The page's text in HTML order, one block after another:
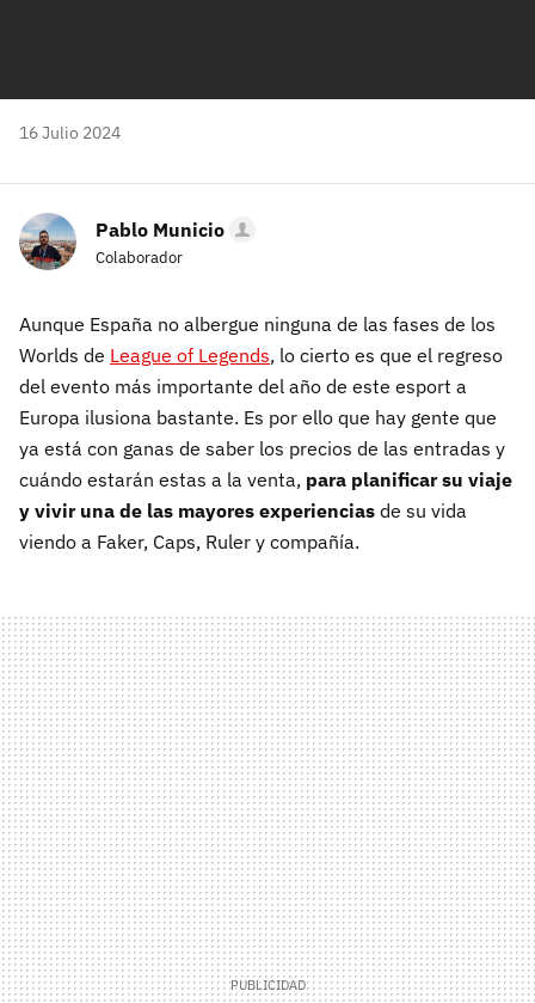
16 Julio 2024
Pablo Municio
Colaborador
Aunque España no albergue ninguna de las fases de los
Worlds de League of Legends, lo cierto es que el regreso
del evento más importante del año de este esport a
Europa ilusiona bastante. Es por ello que hay gente que
ya está con ganas de saber los precios de las entradas y
cuándo estarán estas a la venta, para planificar su viaje
y vivir una de las mayores experiencias de su vida
viendo a Faker, Caps, Ruler y compañía.